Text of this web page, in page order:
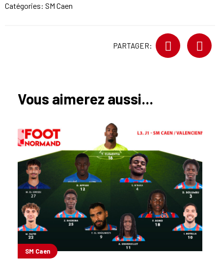
Catégories: SM Caen
PARTAGER:
Vous aimerez aussi...
SM Caen